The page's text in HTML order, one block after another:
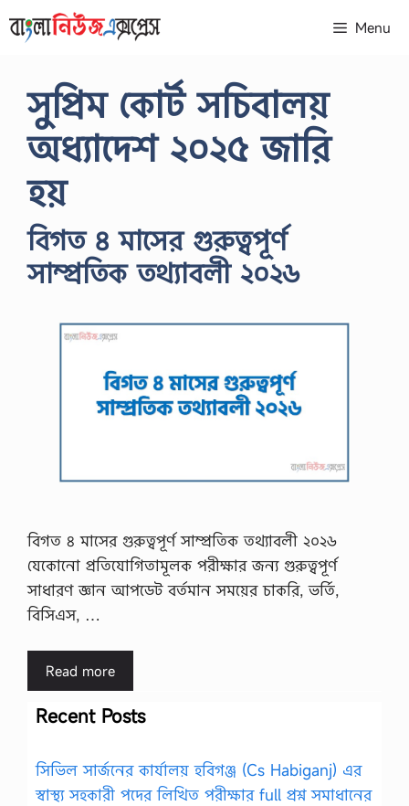
to
Menu
সুপ্রিম কোর্ট সচিবালয়
অধ্যাদেশ ২০২৫ জারি
হয়
বিগত ৪ মাসের গুরুত্বপূর্ণ
সাম্প্রতিক তথ্যাবলী ২০২৬
বিগত ৪ মাসের গুরুত্বপূর্ণ সাম্প্রতিক তথ্যাবলী ২০২৬
যেকোনো প্রতিযোগিতামূলক পরীক্ষার জন্য গুরুত্বপূর্ণ
সাধারণ জ্ঞান আপডেট বর্তমান সময়ের চাকরি, ভর্তি,
বিসিএস, …
Read more
Recent Posts
সিভিল সার্জনের কার্যালয় হবিগঞ্জ (Cs Habiganj) এর
স্বাস্থ্য সহকারী পদের লিখিত পরীক্ষার full প্রশ্ন সমাধানের